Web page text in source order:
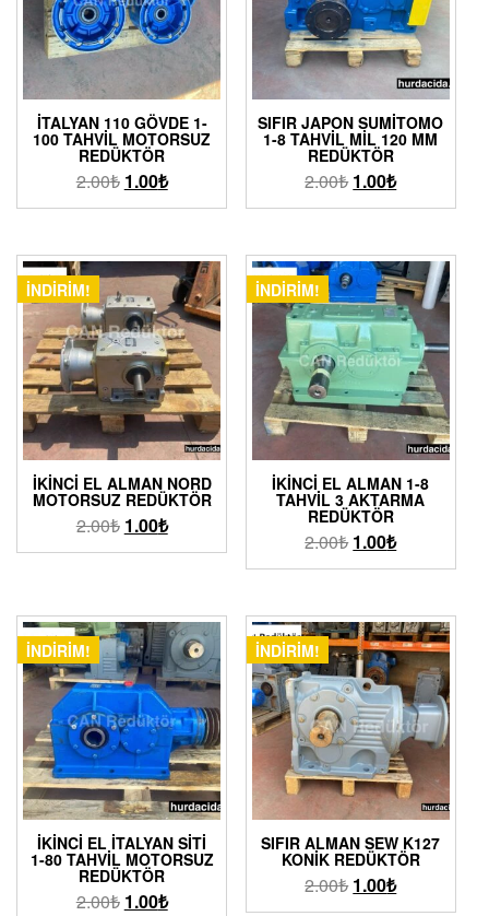
İTALYAN 110 GÖVDE 1-
100 TAHVIL MOTORSUZ
REDÜKTÖR
2.00₺ 1.00₺
SIFIR JAPON SUMITOMO
1-8 TAHVIL MIL 120 MM
REDÜKTÖR
2.00₺ 1.00₺
İNDIRIM!
İKINCI EL ALMAN NORD
MOTORSUZ REDÜKTÖR
2.00₺ 1.00₺
İNDIRIM!
İKINCI EL ALMAN 1-8
TAHVIL 3 AKTARMA
REDÜKTÖR
2.00₺ 1.00₺
İNDIRIM!
İKINCI EL İTALYAN SİTİ
1-80 TAHVIL MOTORSUZ
REDÜKTÖR
2.00₺ 1.00₺
İNDIRIM!
SIFIR ALMAN SEW K127
KONIK REDÜKTÖR
2.00₺ 1.00₺